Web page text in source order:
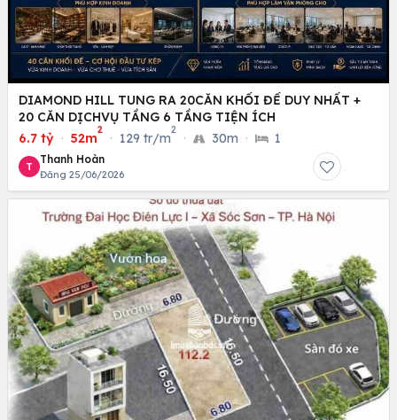
DIAMOND HILL TUNG RA 20CĂN KHỐI ĐẾ DUY NHẤT +
20 CĂN DỊCHVỤ TẦNG 6 TẦNG TIỆN ÍCH
6.7 tỷ · 52m
2
· 129 tr/m
2
· 30m · 1
T
Thanh Hoàn
Đăng 25/06/2026